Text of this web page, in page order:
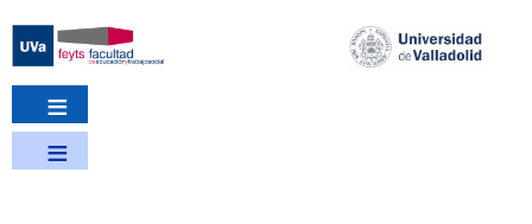
contenido
principal